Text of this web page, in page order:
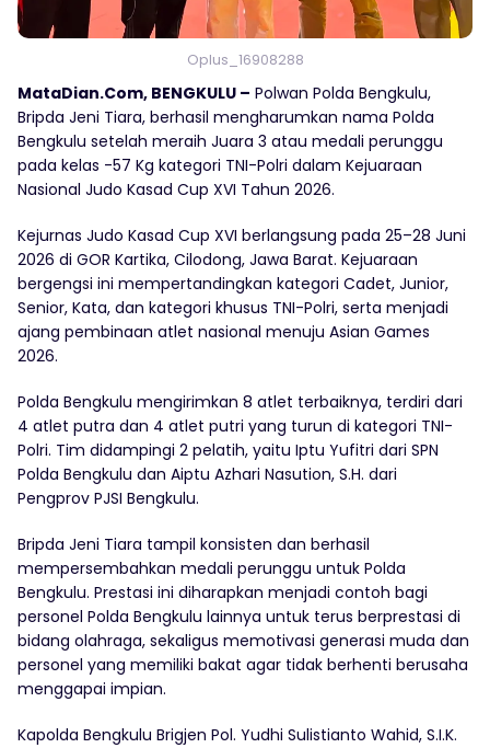
Oplus_16908288
MataDian.Com, BENGKULU – Polwan Polda Bengkulu,
Bripda Jeni Tiara, berhasil mengharumkan nama Polda
Bengkulu setelah meraih Juara 3 atau medali perunggu
pada kelas -57 Kg kategori TNI-Polri dalam Kejuaraan
Nasional Judo Kasad Cup XVI Tahun 2026.
Kejurnas Judo Kasad Cup XVI berlangsung pada 25–28 Juni
2026 di GOR Kartika, Cilodong, Jawa Barat. Kejuaraan
bergengsi ini mempertandingkan kategori Cadet, Junior,
Senior, Kata, dan kategori khusus TNI-Polri, serta menjadi
ajang pembinaan atlet nasional menuju Asian Games
2026.
Polda Bengkulu mengirimkan 8 atlet terbaiknya, terdiri dari
4 atlet putra dan 4 atlet putri yang turun di kategori TNI-
Polri. Tim didampingi 2 pelatih, yaitu Iptu Yufitri dari SPN
Polda Bengkulu dan Aiptu Azhari Nasution, S.H. dari
Pengprov PJSI Bengkulu.
Bripda Jeni Tiara tampil konsisten dan berhasil
mempersembahkan medali perunggu untuk Polda
Bengkulu. Prestasi ini diharapkan menjadi contoh bagi
personel Polda Bengkulu lainnya untuk terus berprestasi di
bidang olahraga, sekaligus memotivasi generasi muda dan
personel yang memiliki bakat agar tidak berhenti berusaha
menggapai impian.
Kapolda Bengkulu Brigjen Pol. Yudhi Sulistianto Wahid, S.I.K.